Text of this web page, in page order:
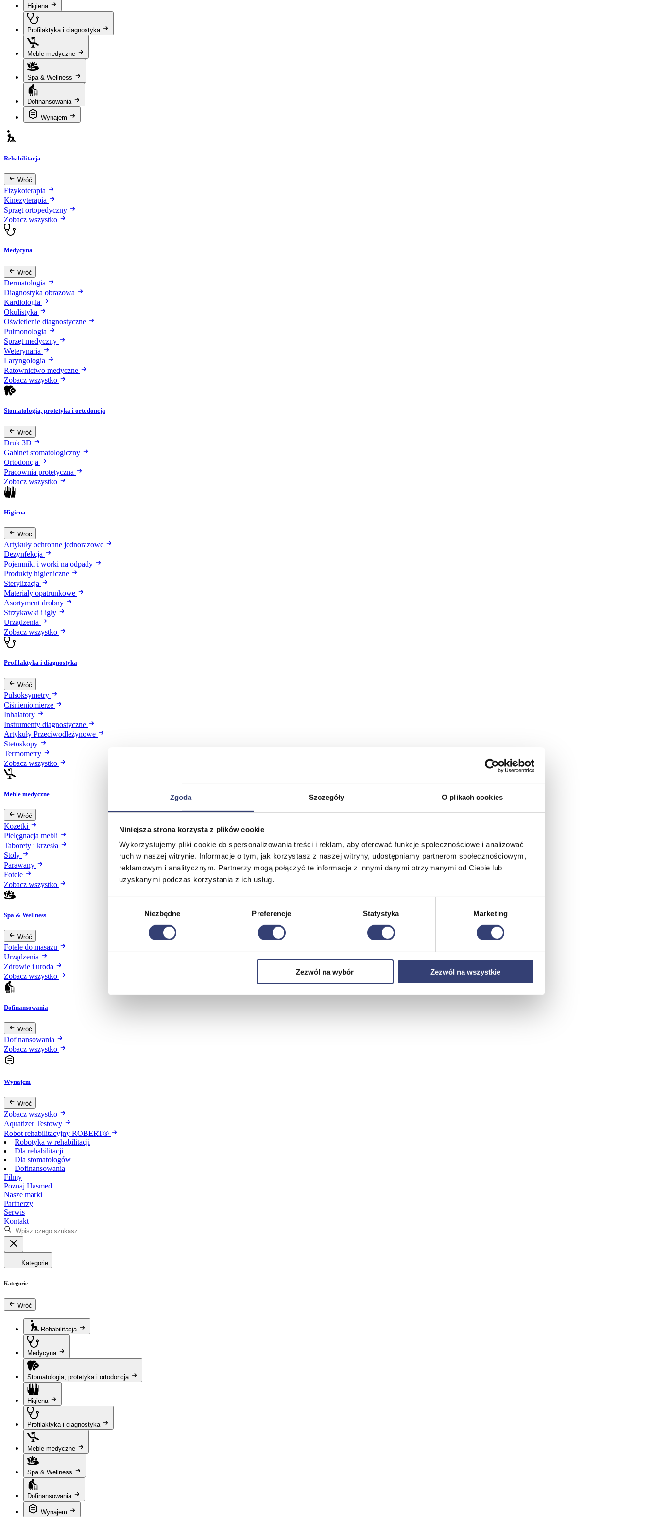
Zgoda Szczegóły O plikach cookies
Niniejsza strona korzysta z plików cookie
Wykorzystujemy pliki cookie do spersonalizowania treści i reklam, aby oferować funkcje społecznościowe i analizować
ruch w naszej witrynie. Informacje o tym, jak korzystasz z naszej witryny, udostępniamy partnerom społecznościowym,
reklamowym i analitycznym. Partnerzy mogą połączyć te informacje z innymi danymi otrzymanymi od Ciebie lub
uzyskanymi podczas korzystania z ich usług.
Niezbędne Preferencje Statystyka Marketing
Zezwól na wybór Zezwól na wszystkie
Higiena
Profilaktyka i diagnostyka
Meble medyczne
Spa & Wellness
Dofinansowania
Wynajem
Rehabilitacja
Wróć
Fizykoterapia
Kinezyterapia
Sprzęt ortopedyczny
Zobacz wszystko
Medycyna
Wróć
Dermatologia
Diagnostyka obrazowa
Kardiologia
Okulistyka
Oświetlenie diagnostyczne
Pulmonologia
Sprzęt medyczny
Weterynaria
Laryngologia
Ratownictwo medyczne
Zobacz wszystko
Stomatologia, protetyka i ortodoncja
Wróć
Druk 3D
Gabinet stomatologiczny
Ortodoncja
Pracownia protetyczna
Zobacz wszystko
Higiena
Wróć
Artykuły ochronne jednorazowe
Dezynfekcja
Pojemniki i worki na odpady
Produkty higieniczne
Sterylizacja
Materiały opatrunkowe
Asortyment drobny
Strzykawki i igły
Urządzenia
Zobacz wszystko
Profilaktyka i diagnostyka
Wróć
Pulsoksymetry
Ciśnieniomierze
Inhalatory
Instrumenty diagnostyczne
Artykuły Przeciwodleżynowe
Stetoskopy
Termometry
Zobacz wszystko
Meble medyczne
Wróć
Kozetki
Pielęgnacja mebli
Taborety i krzesła
Stoły
Parawany
Fotele
Zobacz wszystko
Spa & Wellness
Wróć
Fotele do masażu
Urządzenia
Zdrowie i uroda
Zobacz wszystko
Dofinansowania
Wróć
Dofinansowania
Zobacz wszystko
Wynajem
Wróć
Zobacz wszystko
Aquatizer Testowy
Robot rehabilitacyjny ROBERT®
Robotyka w rehabilitacji
Dla rehabilitacji
Dla stomatologów
Dofinansowania
Filmy
Poznaj Hasmed
Nasze marki
Partnerzy
Serwis
Kontakt
Kategorie
Kategorie
Wróć
Rehabilitacja
Medycyna
Stomatologia, protetyka i ortodoncja
Higiena
Profilaktyka i diagnostyka
Meble medyczne
Spa & Wellness
Dofinansowania
Wynajem